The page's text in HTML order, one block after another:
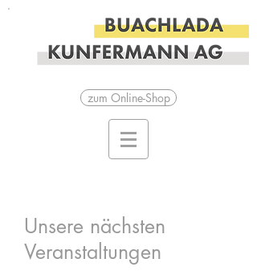
zum Online-Shop
Unsere nächsten
Veranstaltungen